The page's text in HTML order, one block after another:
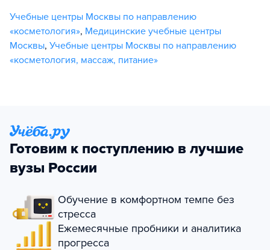
Учебные центры Москвы по направлению
«косметология», Медицинские учебные центры
Москвы, Учебные центры Москвы по направлению
«косметология, массаж, питание»
Готовим к поступлению в лучшие
вузы России
Обучение в комфортном темпе без
стресса
Ежемесячные пробники и аналитика
прогресса